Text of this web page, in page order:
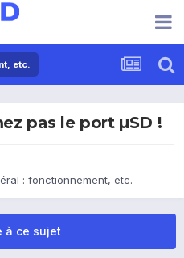
etc.
pas le port µSD !
: fonctionnement, etc.
à ce sujet